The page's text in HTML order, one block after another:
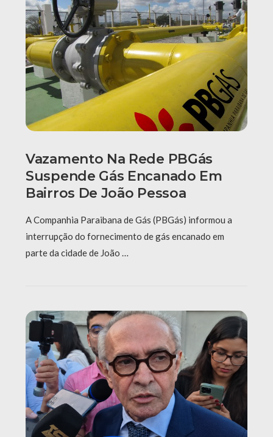
Vazamento Na Rede PBGás
Suspende Gás Encanado Em
Bairros De João Pessoa
A Companhia Paraibana de Gás (PBGás) informou a
interrupção do fornecimento de gás encanado em
parte da cidade de João …